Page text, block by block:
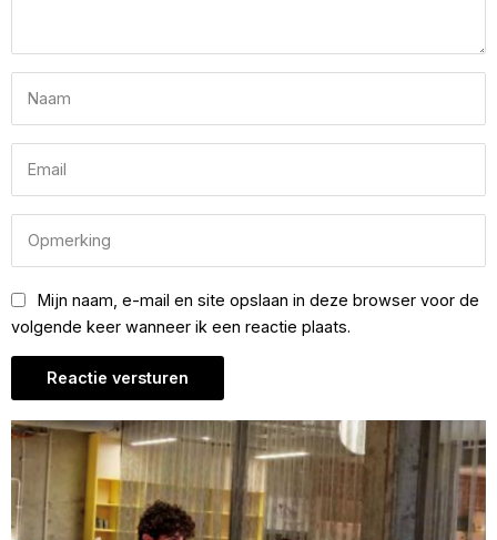
Mijn naam, e-mail en site opslaan in deze browser voor de
volgende keer wanneer ik een reactie plaats.